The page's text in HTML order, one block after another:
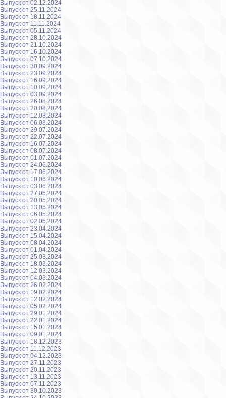
Выпуск от 02.12.2024
Выпуск от 25.11.2024
Выпуск от 18.11.2024
Выпуск от 11.11.2024
Выпуск от 05.11.2024
Выпуск от 28.10.2024
Выпуск от 21.10.2024
Выпуск от 16.10.2024
Выпуск от 07.10.2024
Выпуск от 30.09.2024
Выпуск от 23.09.2024
Выпуск от 16.09.2024
Выпуск от 10.09.2024
Выпуск от 03.09.2024
Выпуск от 26.08.2024
Выпуск от 20.08.2024
Выпуск от 12.08.2024
Выпуск от 06.08.2024
Выпуск от 29.07.2024
Выпуск от 22.07.2024
Выпуск от 16.07.2024
Выпуск от 08.07.2024
Выпуск от 01.07.2024
Выпуск от 24.06.2024
Выпуск от 17.06.2024
Выпуск от 10.06.2024
Выпуск от 03.06.2024
Выпуск от 27.05.2024
Выпуск от 20.05.2024
Выпуск от 13.05.2024
Выпуск от 06.05.2024
Выпуск от 02.05.2024
Выпуск от 23.04.2024
Выпуск от 15.04.2024
Выпуск от 08.04.2024
Выпуск от 01.04.2024
Выпуск от 25.03.2024
Выпуск от 18.03.2024
Выпуск от 12.03.2024
Выпуск от 04.03.2024
Выпуск от 26.02.2024
Выпуск от 19.02.2024
Выпуск от 12.02.2024
Выпуск от 05.02.2024
Выпуск от 29.01.2024
Выпуск от 22.01.2024
Выпуск от 15.01.2024
Выпуск от 09.01.2024
Выпуск от 18.12.2023
Выпуск от 11.12.2023
Выпуск от 04.12.2023
Выпуск от 27.11.2023
Выпуск от 20.11.2023
Выпуск от 13.11.2023
Выпуск от 07.11.2023
Выпуск от 30.10.2023